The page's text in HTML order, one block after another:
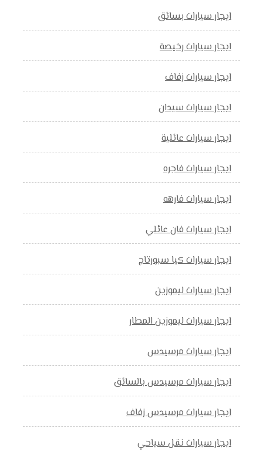
ايجار سيارات بسائق
ايجار سيارات رخيصة
ايجار سيارات زفاف
ايجار سيارات سيدان
ايجار سيارات عائلية
ايجار سيارات فاجره
ايجار سيارات فارهه
ايجار سيارات فان عائلي
ايجار سيارات كيا سبورتاج
ايجار سيارات ليموزين
ايجار سيارات ليموزين المطار
ايجار سيارات مرسيدس
ايجار سيارات مرسيدس بالسائق
ايجار سيارات مرسيدس زفاف
ايجار سيارات نقل سياحي